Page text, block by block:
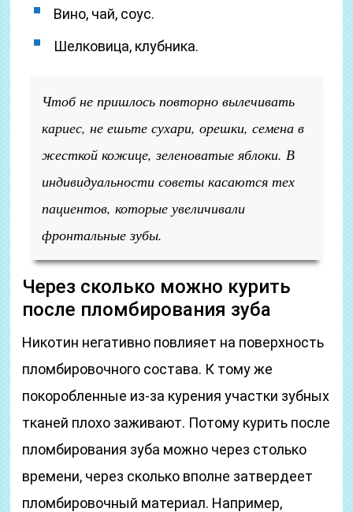
Вино, чай, соус.
Шелковица, клубника.
Чтоб не пришлось повторно вылечивать
кариес, не ешьте сухари, орешки, семена в
жесткой кожице, зеленоватые яблоки. В
индивидуальности советы касаются тех
пациентов, которые увеличивали
фронтальные зубы.
Через сколько можно курить
после пломбирования зуба
Никотин негативно повлияет на поверхность
пломбировочного состава. К тому же
покоробленные из-за курения участки зубных
тканей плохо заживают. Потому курить после
пломбирования зуба можно через столько
времени, через сколько вполне затвердеет
пломбировочный материал. Например,